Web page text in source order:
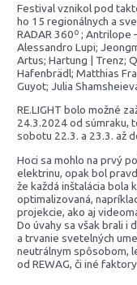
Festival vznikol pod
ho 15 regionálnych a
RADAR 360º ; Antrilope
Alessandro Lupi;
Artus; Hartung | Trenz;
Hafenbrädl; Matthias
Guyot; Julia
RE.LIGHT bolo možné
24.3.2024 od súmraku,
sobotu 22.3. a 23.3. až
Hoci sa mohlo na prvý
elektrinu, opak bol
že každá inštalácia bola
optimalizovaná,
projekcie, ako aj
Do úvahy sa však brali i
a trvanie svetelných
neutrálnym spôsobom,
od REWAG, či iné